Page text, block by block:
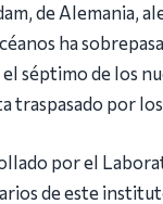
de Alemania,
ha
séptimo de los
traspasado por
por el
de este